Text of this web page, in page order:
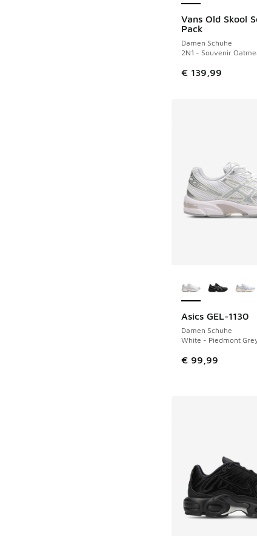
Vans Old Skool
Pack
Damen Schuhe
2N1 - Souvenir
€ 139,99
NEU
Asics GEL-1130
Damen Schuhe
White - Piedmont
€ 99,99